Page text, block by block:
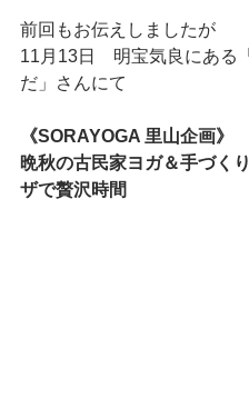
前回もお伝えしましたが
11月13日　明宝気良にある
だ」さんにて
《SORAYOGA 里山企画》
晩秋の古民家ヨガ＆手づく
ザで贅沢時間